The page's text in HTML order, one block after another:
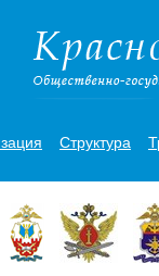
Структура